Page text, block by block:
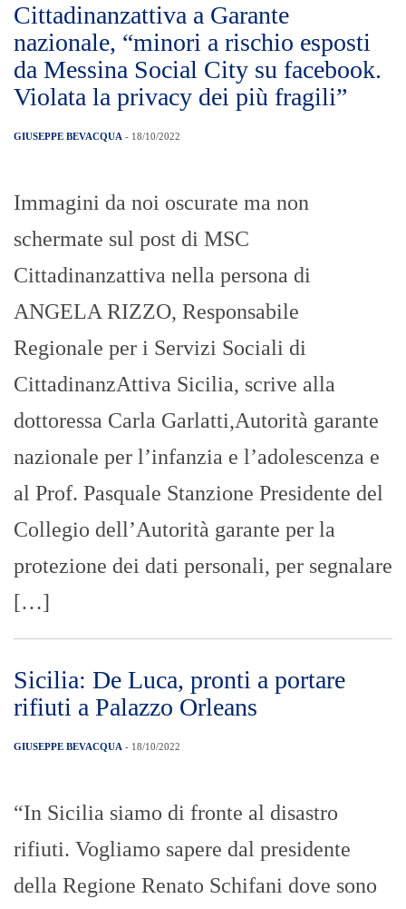
Cittadinanzattiva a Garante
nazionale, “minori a rischio esposti
da Messina Social City su facebook.
Violata la privacy dei più fragili”
GIUSEPPE BEVACQUA - 18/10/2022
Immagini da noi oscurate ma non
schermate sul post di MSC
Cittadinanzattiva nella persona di
ANGELA RIZZO, Responsabile
Regionale per i Servizi Sociali di
CittadinanzAttiva Sicilia, scrive alla
dottoressa Carla Garlatti,Autorità garante
nazionale per l’infanzia e l’adolescenza e
al Prof. Pasquale Stanzione Presidente del
Collegio dell’Autorità garante per la
protezione dei dati personali, per segnalare
[…]
Sicilia: De Luca, pronti a portare
rifiuti a Palazzo Orleans
GIUSEPPE BEVACQUA - 18/10/2022
“In Sicilia siamo di fronte al disastro
rifiuti. Vogliamo sapere dal presidente
della Regione Renato Schifani dove sono